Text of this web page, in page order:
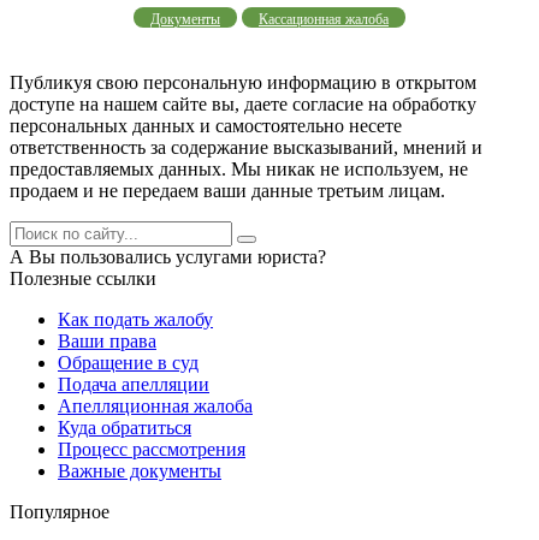
Документы
Кассационная жалоба
Публикуя свою персональную информацию в открытом
доступе на нашем сайте вы, даете согласие на обработку
персональных данных и самостоятельно несете
ответственность за содержание высказываний, мнений и
предоставляемых данных. Мы никак не используем, не
продаем и не передаем ваши данные третьим лицам.
А Вы пользовались услугами юриста?
Полезные ссылки
Как подать жалобу
Ваши права
Обращение в суд
Подача апелляции
Апелляционная жалоба
Куда обратиться
Процесс рассмотрения
Важные документы
Популярное